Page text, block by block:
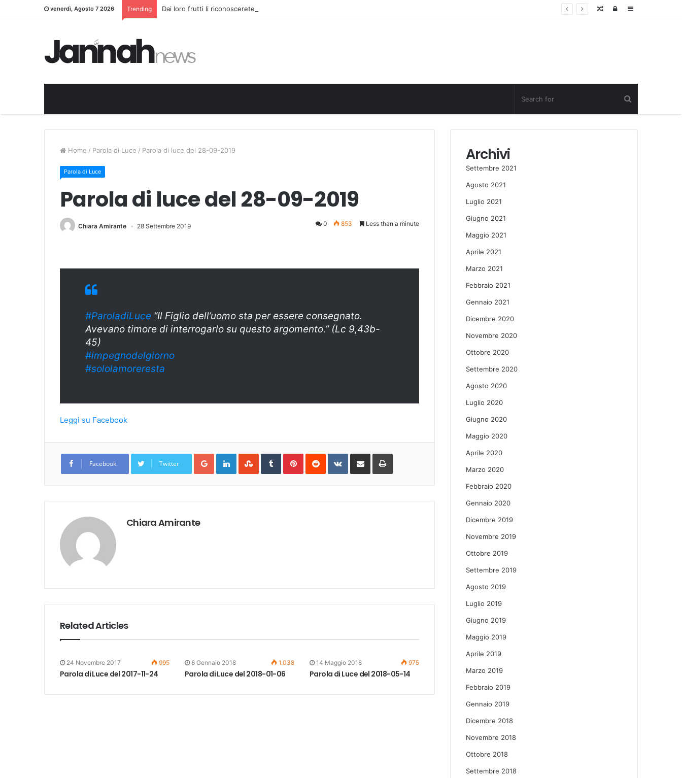
venerdì, Agosto 7 2026 Trending Dai loro frutti li riconoscerete Sidebar
Log
Random
Home / Parola di Luce / Parola di luce del 28-09-2019
Parola di Luce
Parola di luce del 28-09-2019
Chiara Amirante 28 Settembre 2019 0 853 Less than a minute
#ParoladiLuce “Il Figlio dell’uomo sta per essere consegnato.
Avevano timore di interrogarlo su questo argomento.” (Lc 9,43b-
45)
#impegnodelgiorno
#sololamoreresta
Leggi su Facebook
Facebook Twitter
Google+LinkedInStumbleUpon
TumblrPinterestReddit VKontakteShare
Email
Print
Chiara Amirante
Related Articles
24 Novembre 2017 995
Parola di Luce del 2017-11-24
6 Gennaio 2018 1.038
Parola di Luce del 2018-01-06
14 Maggio 2018 975
Parola di Luce del 2018-05-14
Archivi
Settembre 2021
Agosto 2021
Luglio 2021
Giugno 2021
Maggio 2021
Aprile 2021
Marzo 2021
Febbraio 2021
Gennaio 2021
Dicembre 2020
Novembre 2020
Ottobre 2020
Settembre 2020
Agosto 2020
Luglio 2020
Giugno 2020
Maggio 2020
Aprile 2020
Marzo 2020
Febbraio 2020
Gennaio 2020
Dicembre 2019
Novembre 2019
Ottobre 2019
Settembre 2019
Agosto 2019
Luglio 2019
Giugno 2019
Maggio 2019
Aprile 2019
Marzo 2019
Febbraio 2019
Gennaio 2019
Dicembre 2018
Novembre 2018
Ottobre 2018
Settembre 2018